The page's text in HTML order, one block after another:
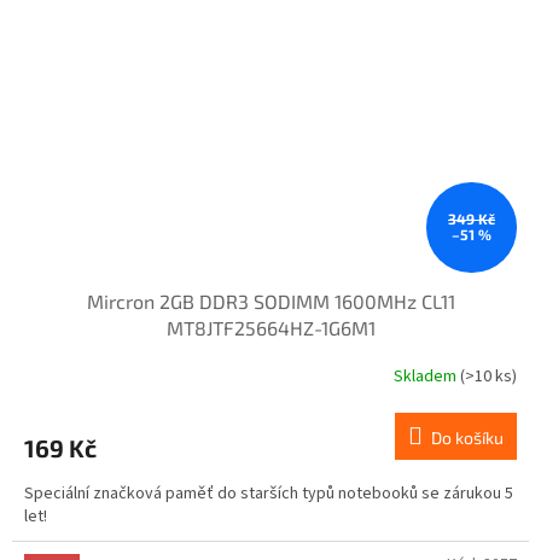
349 Kč
–51 %
Mircron 2GB DDR3 SODIMM 1600MHz CL11
MT8JTF25664HZ-1G6M1
Skladem (>10 ks)
169 Kč Do košíku
Speciální značková paměť do starších typů notebooků se zárukou 5
let!